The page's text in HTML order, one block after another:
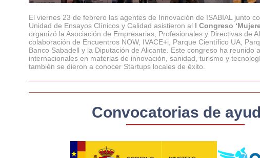
El viernes 23 de febrero las agentes de Innovación de ISABIAL junto
Unidad de Ensayos Clínicos y Calidad asistieron al I Congreso
organizó la Asociación de Empresarias, Profesionales y Directivas de
colaboración de Encuentros NOW, IVACE+i, Parque Científico UA,
Banco Sabadell y la Diputación de Alicante. Este congreso ha reunido
internacionales en materias de innovación, sanidad, turismo y
también se dieron a conocer Startups locales de éxito.
Convocatorias de